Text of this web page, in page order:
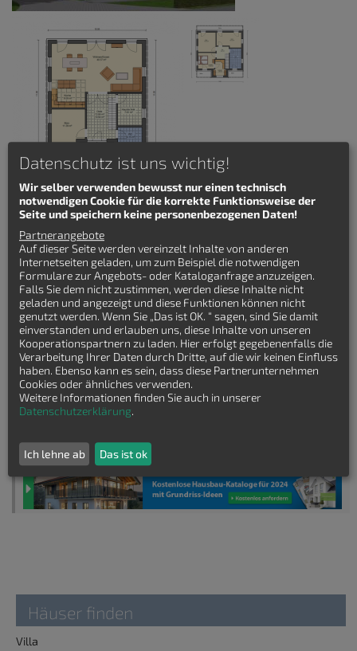
Exklusive Stadtvilla die ihren Namen verdient.
Details zum Stadtvilla
Landhaus Potsdam Exklusiv
Wohnfläche: 150 qm
Hauslänge: 11 m
Hausbreite: 10 m
Zimmeranzahl: 5-Zimmer
Keinen passenden Grundriss gefunden?
Lasssen Sie sich kostenfrei Grundrisse von
Häuser finden
Villa
Datenschutz ist uns wichtig!
Wir selber verwenden bewusst nur einen technisch
notwendigen Cookie für die korrekte Funktionsweise der
Seite und speichern keine personenbezogenen Daten!
Partnerangebote
Auf dieser Seite werden vereinzelt Inhalte von anderen
Internetseiten geladen, um zum Beispiel die notwendigen
Formulare zur Angebots- oder Kataloganfrage anzuzeigen.
Falls Sie dem nicht zustimmen, werden diese Inhalte nicht
geladen und angezeigt und diese Funktionen können nicht
genutzt werden. Wenn Sie „Das ist OK. “ sagen, sind Sie damit
einverstanden und erlauben uns, diese Inhalte von unseren
Kooperationspartnern zu laden. Hier erfolgt gegebenenfalls die
Verarbeitung Ihrer Daten durch Dritte, auf die wir keinen Einfluss
haben. Ebenso kann es sein, dass diese Partnerunternehmen
Cookies oder ähnliches verwenden.
Weitere Informationen finden Sie auch in unserer
Datenschutzerklärung.
Ich lehne ab Das ist ok